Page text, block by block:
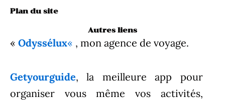
Plan du site
Autres liens
« Odyssélux« , mon agence de voyage.
Getyourguide, la meilleure app pour
organiser vous même vos activités,